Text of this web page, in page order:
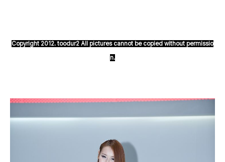
Copyright 2012. toodur2 All pictures cannot be copied without permissio
n.